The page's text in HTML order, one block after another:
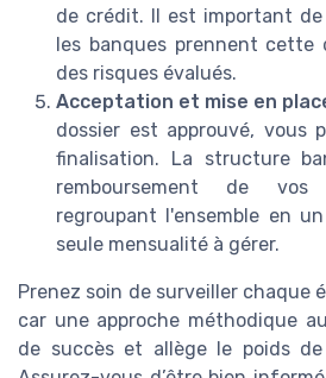
de crédit. Il est important
les banques prennent cette
des risques évalués.
Acceptation et mise en
dossier est approuvé, vous
finalisation. La structure
remboursement de vos
regroupant l'ensemble en
seule mensualité à gérer.
Prenez soin de surveiller chaque
car une approche méthodique
de succès et allège le poids